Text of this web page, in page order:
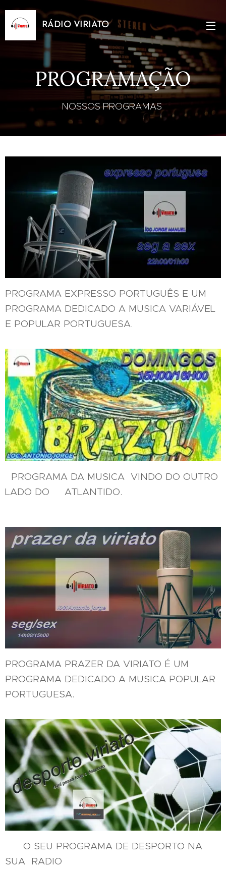
RÁDIO VIRIATO
PROGRAMAÇÃO
NOSSOS PROGRAMAS
PROGRAMA EXPRESSO PORTUGUÊS E UM
PROGRAMA DEDICADO A MUSICA VARIÁVEL
E POPULAR PORTUGUESA.
PROGRAMA DA MUSICA VINDO DO OUTRO
LADO DO ATLANTIDO.
PROGRAMA PRAZER DA VIRIATO É UM
PROGRAMA DEDICADO A MUSICA POPULAR
PORTUGUESA.
O SEU PROGRAMA DE DESPORTO NA
SUA RADIO